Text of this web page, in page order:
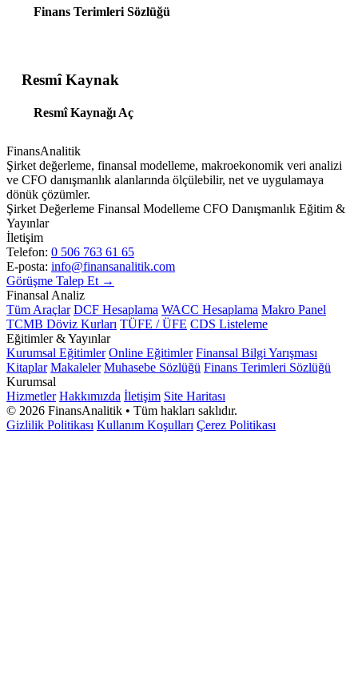
Piyasa Dengesi
Genel Ekonomi · Konu 10
Genel Ekonomi · Konu 11
Piyasa Türleri
Genel Ekonomi · Konu 12
Para Tanımı, Kapsamı ve Para Piyasası
Genel Ekonomi · Konu 13
Merkez Bankaları ve Para Politikası
Genel Ekonomi · Konu 14
Maliye Politikası ve Kamu Maliyesi
Genel Ekonomi · Konu 15
Mal-Para Piyasası Dengesi ve İktisadi Yaklaşımlar
Finans Terimleri Sözlüğü
Resmî Kaynak
Resmî Kaynağı Aç
FinansAnalitik
Şirket değerleme, finansal modelleme, makroekonomik veri analizi
ve CFO danışmanlık alanlarında ölçülebilir, net ve uygulamaya
dönük çözümler.
Şirket Değerleme Finansal Modelleme CFO Danışmanlık Eğitim &
Yayınlar
İletişim
Telefon: 0 506 763 61 65
E-posta: info@finansanalitik.com
Görüşme Talep Et →
Finansal Analiz
Tüm Araçlar DCF Hesaplama WACC Hesaplama Makro Panel
TCMB Döviz Kurları TÜFE / ÜFE CDS Listeleme
Eğitimler & Yayınlar
Kurumsal Eğitimler Online Eğitimler Finansal Bilgi Yarışması
Kitaplar Makaleler Muhasebe Sözlüğü Finans Terimleri Sözlüğü
Kurumsal
Hizmetler Hakkımızda İletişim Site Haritası
© 2026 FinansAnalitik • Tüm hakları saklıdır.
Gizlilik Politikası Kullanım Koşulları Çerez Politikası